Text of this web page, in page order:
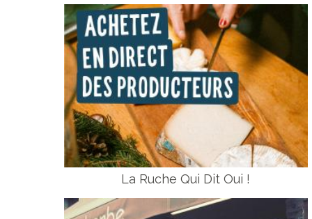
La Ruche Qui Dit Oui !